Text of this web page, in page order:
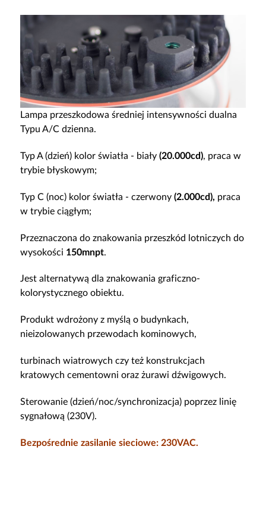
Lampa przeszkodowa średniej intensywności dualna
Typu A/C dzienna.
Typ A (dzień) kolor światła - biały (20.000cd), praca w
trybie błyskowym;
Typ C (noc) kolor światła - czerwony (2.000cd), praca
w trybie ciągłym;
Przeznaczona do znakowania przeszkód lotniczych do
wysokości 150mnpt.
Jest alternatywą dla znakowania graficzno-
kolorystycznego obiektu.
Produkt wdrożony z myślą o budynkach,
nieizolowanych przewodach kominowych,
turbinach wiatrowych czy też konstrukcjach
kratowych cementowni oraz żurawi dźwigowych.
Sterowanie (dzień/noc/synchronizacja) poprzez linię
sygnałową (230V).
Bezpośrednie zasilanie sieciowe: 230VAC.